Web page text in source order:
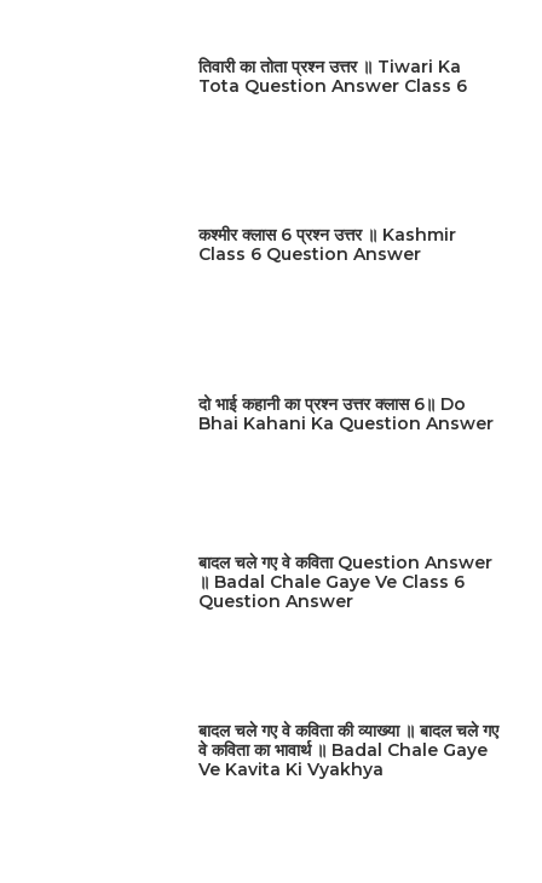
तिवारी का तोता प्रश्न उत्तर ॥ Tiwari Ka
Tota Question Answer Class 6
कश्मीर क्लास 6 प्रश्न उत्तर ॥ Kashmir
Class 6 Question Answer
दो भाई कहानी का प्रश्न उत्तर क्लास 6॥ Do
Bhai Kahani Ka Question Answer
बादल चले गए वे कविता Question Answer
॥ Badal Chale Gaye Ve Class 6
Question Answer
बादल चले गए वे कविता की व्याख्या ॥ बादल चले गए
वे कविता का भावार्थ ॥ Badal Chale Gaye
Ve Kavita Ki Vyakhya